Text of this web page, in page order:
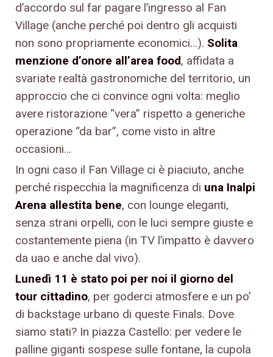
d’accordo sul far pagare l’ingresso al Fan
Village (anche perché poi dentro gli acquisti
non sono propriamente economici…). Solita
menzione d’onore all’area food, affidata a
svariate realtà gastronomiche del territorio, un
approccio che ci convince ogni volta: meglio
avere ristorazione “vera” rispetto a generiche
operazione “da bar”, come visto in altre
occasioni…
In ogni caso il Fan Village ci è piaciuto, anche
perché rispecchia la magnificenza di una Inalpi
Arena allestita bene, con lounge eleganti,
senza strani orpelli, con le luci sempre giuste e
costantemente piena (in TV l’impatto è davvero
da uao e anche dal vivo).
Lunedì 11 è stato poi per noi il giorno del
tour cittadino, per goderci atmosfere e un po’
di backstage urbano di queste Finals. Dove
siamo stati? In piazza Castello: per vedere le
palline giganti sospese sulle fontane, la cupola